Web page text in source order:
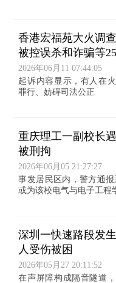
香港宏福苑大火调
被控误杀和诈骗等
2026年06月11 07:44:05
起诉内容显示，有人在
罪行、妨碍司法公正
重庆理工一副校长
被刑拘
2026年06月05 21:27:27
事发居民区内，警方通
或为该校电气与电子工程
深圳一快速路段发
人受伤被困
2026年05月27 20:11:52
在声屏障构成隔音隧道